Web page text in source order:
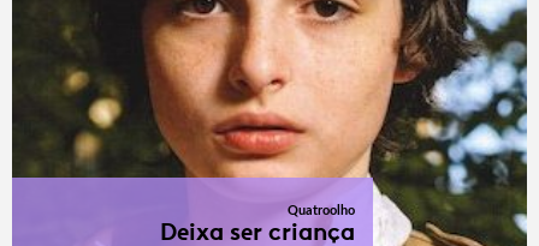
Quatroolho
Deixa ser criança